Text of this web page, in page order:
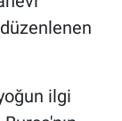
ilgi